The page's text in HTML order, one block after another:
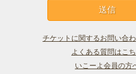
チケットに関するお問い合
よくある質問はこ
いこーよ会員の方